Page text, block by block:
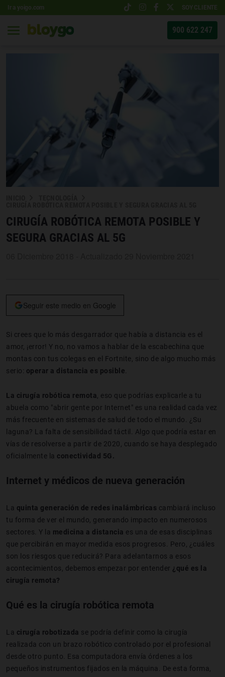
Ir a yoigo.com SOY CLIENTE
900 622 247
CIRUGÍA ROBÓTICA REMOTA POSIBLE Y
SEGURA GRACIAS AL 5G
Seguir este medio en Google
Si crees que lo más desgarrador que había a distancia es el
amor, ¡error! Y no, no vamos a hablar de la escabechina que
montas con tus colegas en el Fortnite, sino de algo mucho más
serio: operar a distancia es posible
La cirugía robótica remota , eso que podrías explicarle a tu
abuela como "abrir gente por Internet" es una realidad cada vez
más frecuente en sistemas de salud de todo el mundo. ¿Su
laguna? La falta de sensibilidad táctil. Algo que podría estar en
vías de resolverse a partir de 2020, cuando se haya desplegado
oficialmente la conectividad 5G.
Internet y médicos de nueva generación
La quinta generación de redes inalámbricas cambiará incluso
tu forma de ver el mundo, generando impacto en numerosos
sectores. Y la medicina a distancia es una de esas disciplinas
que percibirán en mayor medida esos progresos. Pero, ¿cuáles
son los riesgos que reducirá? Para adelantarnos a esos
acontecimientos, debemos empezar por entender ¿qué es la
cirugía remota?
Qué es la cirugía robótica remota
La cirugía robotizada se podría definir como la cirugía
realizada con un brazo robótico controlado por el profesional
desde otro punto. Esa computadora envía órdenes a los
pequeños instrumentos fijados en la máquina. De esta forma,